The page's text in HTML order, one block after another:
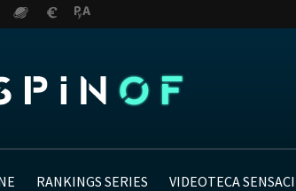
RANKINGS SERIES VIDEOTECA